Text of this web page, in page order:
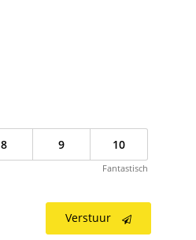
8 9 10
Fantastisch
Verstuur